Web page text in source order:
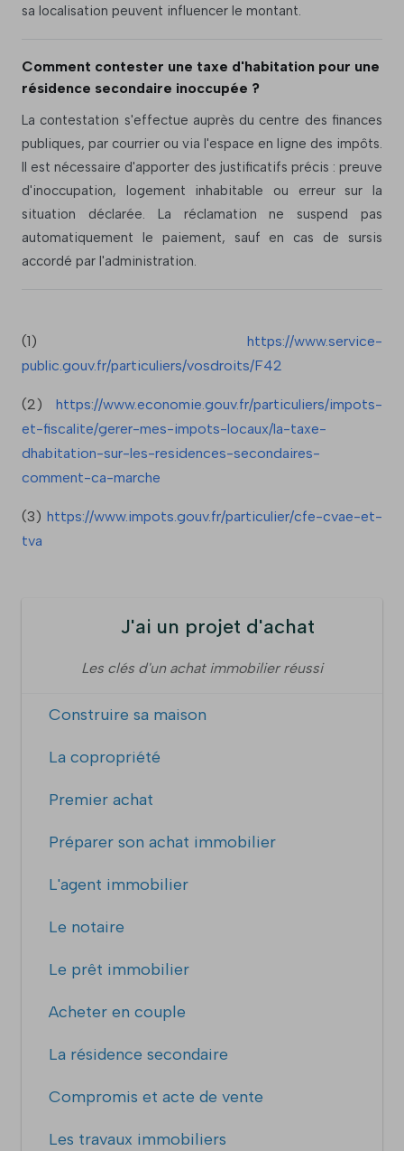
sa localisation peuvent influencer le montant.
Comment contester une taxe d'habitation pour une
résidence secondaire inoccupée ?
La contestation s'effectue auprès du centre des finances
publiques, par courrier ou via l'espace en ligne des impôts.
Il est nécessaire d'apporter des justificatifs précis : preuve
d'inoccupation, logement inhabitable ou erreur sur la
situation déclarée. La réclamation ne suspend pas
automatiquement le paiement, sauf en cas de sursis
accordé par l'administration.
(1) https://www.service-
public.gouv.fr/particuliers/vosdroits/F42
(2) https://www.economie.gouv.fr/particuliers/impots-
et-fiscalite/gerer-mes-impots-locaux/la-taxe-
dhabitation-sur-les-residences-secondaires-
comment-ca-marche
(3) https://www.impots.gouv.fr/particulier/cfe-cvae-et-
tva
J'ai un projet d'achat
Les clés d'un achat immobilier réussi
Construire sa maison
La copropriété
Premier achat
Préparer son achat immobilier
L'agent immobilier
Le notaire
Le prêt immobilier
Acheter en couple
La résidence secondaire
Compromis et acte de vente
Les travaux immobiliers